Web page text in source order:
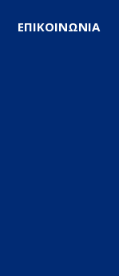
ΕΠΙΚΟΙΝΩΝΙΑ